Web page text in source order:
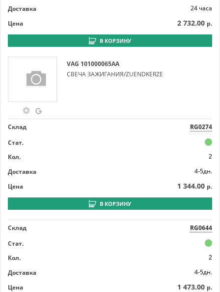
Доставка
24 часа
Цена
2 732.00 р.
В КОРЗИНУ
VAG 101000065AA
СВЕЧА ЗАЖИГАНИЯ/ZUENDKERZE
Склад
RG0274
Стат.
Кол.
2
Доставка
4-5дн.
Цена
1 344.00 р.
В КОРЗИНУ
Склад
RG0644
Стат.
Кол.
2
Доставка
4-5дн.
Цена
1 473.00 р.